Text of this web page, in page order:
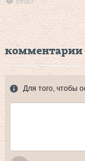
55567
комментарии
Для того, чтобы